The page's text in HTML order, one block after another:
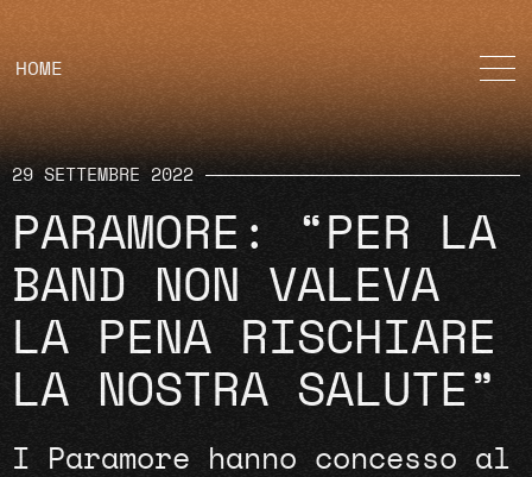
HOME
29 SETTEMBRE 2022
PARAMORE: “PER LA
BAND NON VALEVA
LA PENA RISCHIARE
LA NOSTRA SALUTE”
I Paramore hanno concesso al